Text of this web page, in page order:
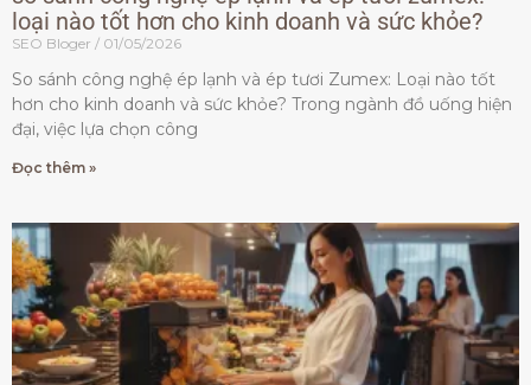
loại nào tốt hơn cho kinh doanh và sức khỏe?
SEO Bloger 01/05/2026
So sánh công nghệ ép lạnh và ép tươi Zumex: Loại nào tốt
hơn cho kinh doanh và sức khỏe? Trong ngành đồ uống hiện
đại, việc lựa chọn công
Đọc thêm »